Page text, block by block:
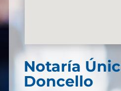
Notaría
Doncello